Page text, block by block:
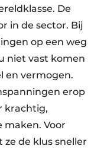
De
in de sector. Bij
op een weg
niet vast komen
en vermogen.
erop
krachtig,
maken. Voor
de klus sneller